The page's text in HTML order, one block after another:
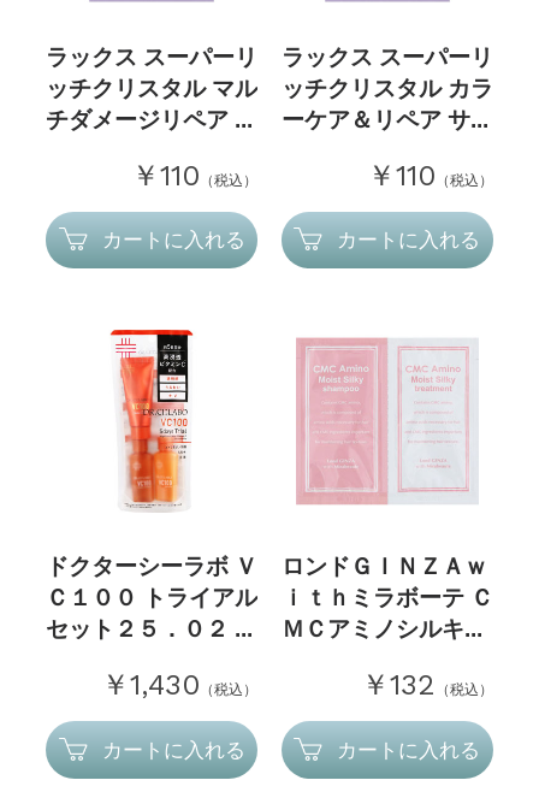
ラックス スーパーリ
ッチクリスタル マル
チダメージリペア ...
￥110 （税込）
カートに入れる
ラックス スーパーリ
ッチクリスタル カラ
ーケア＆リペア サ...
￥110 （税込）
カートに入れる
ドクターシーラボ Ｖ
Ｃ１００ トライアル
セット２５．０２ ...
￥1,430 （税込）
カートに入れる
ロンドＧＩＮＺＡｗ
ｉｔｈミラボーテ Ｃ
ＭＣアミノシルキ...
￥132 （税込）
カートに入れる